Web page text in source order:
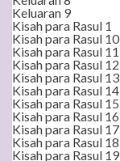
Keluaran 9
Kisah para Rasul 1
Kisah para Rasul 10
Kisah para Rasul 11
Kisah para Rasul 12
Kisah para Rasul 13
Kisah para Rasul 14
Kisah para Rasul 15
Kisah para Rasul 16
Kisah para Rasul 17
Kisah para Rasul 18
Kisah para Rasul 19